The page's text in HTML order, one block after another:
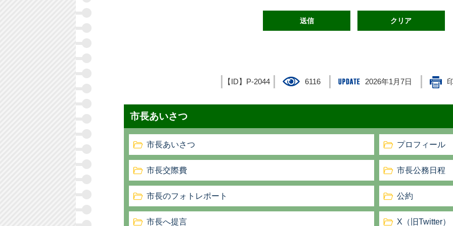
【ID】 P-2044 6116 2026年1月7日
市長あいさつ
市長あいさつ プロフィール
市長交際費 市長公務日程
市長のフォトレポート 公約
市長へ提言 X（旧Twitter）